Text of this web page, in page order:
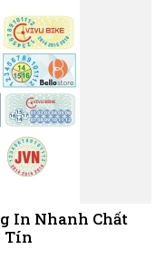
In Nhanh Chất
Tín